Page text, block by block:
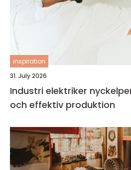
inspiration
31. July 2026
Industri elektriker nyckelperson i en säker
och effektiv produktion